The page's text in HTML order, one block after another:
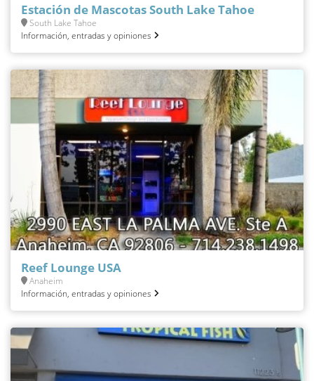
Estación de Mascotas South Lake Tahoe
South Lake Tahoe
Información, entradas y opiniones
Reef Lounge USA
Anaheim
Información, entradas y opiniones